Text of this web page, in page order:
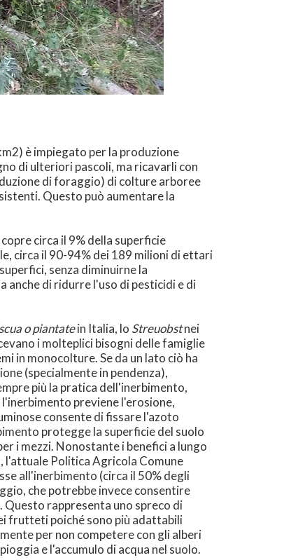
è impiegato per la produzione
di ulteriori pascoli, ma ricavarli con
di foraggio) di colture arboree
Questo può aumentare la
circa il 9% della superficie
circa il 90-94% dei 189 milioni di ettari
senza diminuirne la
di ridurre l'uso di pesticidi e di
o piantatein Italia, lo Streuobstnei
i molteplici bisogni delle famiglie
in monocolture. Se da un lato ciò ha
(specialmente in pendenza),
più la pratica dell'inerbimento,
previene l'erosione,
consente di fissare l'azoto
protegge la superficie del suolo
i mezzi. Nonostante i benefici a lungo
l'attuale Politica Agricola Comune
all'inerbimento (circa il 50% degli
che potrebbe invece consentire
rappresenta uno spreco di
frutteti poiché sono più adattabili
per non competere con gli alberi
e l'accumulo di acqua nel suolo.